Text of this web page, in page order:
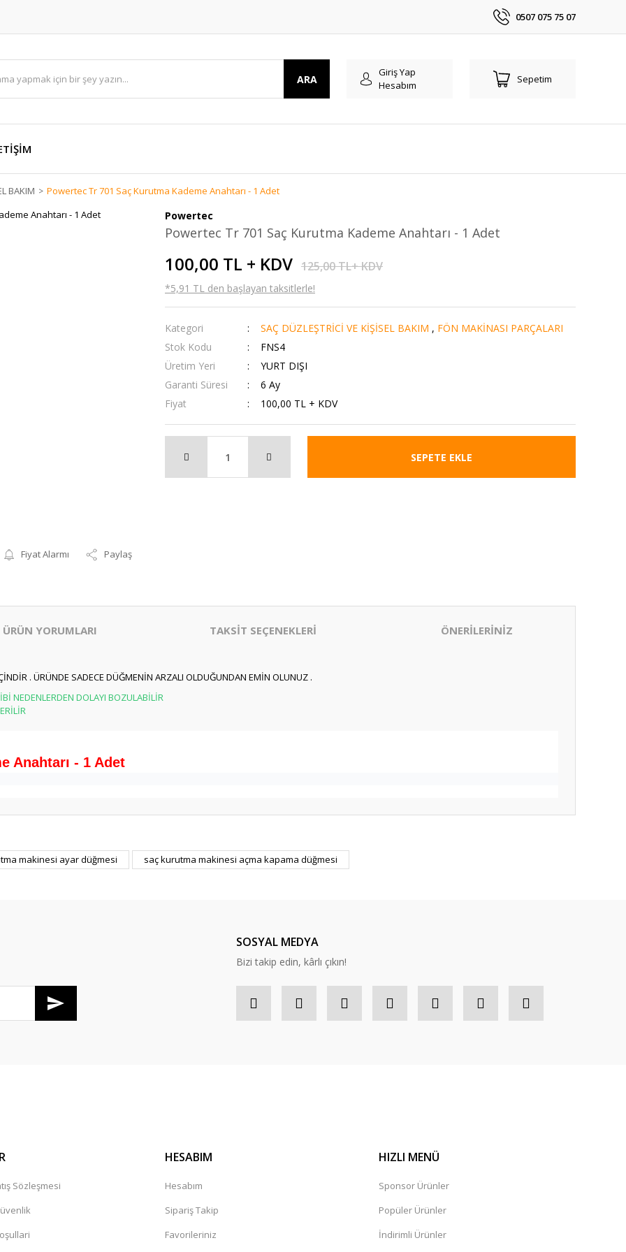
0507 075 75 07
ARA
Giriş Yap
Hesabım
Sepetim
BAKIM Powertec Tr 701 Saç Kurutma Kademe Anahtarı - 1 Adet
Fiyat Alarmı Paylaş
Powertec
Powertec Tr 701 Saç Kurutma Kademe Anahtarı - 1 Adet
100,00 TL + KDV 125,00 TL+ KDV
*5,91 TL den başlayan taksitlerle!
Kategori SAÇ DÜZLEŞTRİCİ VE KİŞİSEL BAKIM , FÖN MAKİNASI PARÇALARI
Stok Kodu
FNS4
Üretim Yeri
YURT DIŞI
Garanti Süresi
6 Ay
Fiyat
100,00 TL + KDV
SEPETE EKLE
ÜRÜN YORUMLARI TAKSİT SEÇENEKLERİ ÖNERİLERİNİZ
. ÜRÜNDE SADECE DÜĞMENİN ARZALI OLDUĞUNDAN EMİN OLUNUZ .
NEDENLERDEN DOLAYI BOZULABİLİR
Anahtarı - 1 Adet
Bu ürüne ilk yorumu siz yapın!
makinesi ayar düğmesi saç kurutma makinesi açma kapama düğmesi
SOSYAL MEDYA
Bizi takip edin, kârlı çıkın!
Sözleşmesi
HESABIM
Hesabım
Sipariş Takip
Favorileriniz
HIZLI MENÜ
Sponsor Ürünler
Popüler Ürünler
İndirimli Ürünler